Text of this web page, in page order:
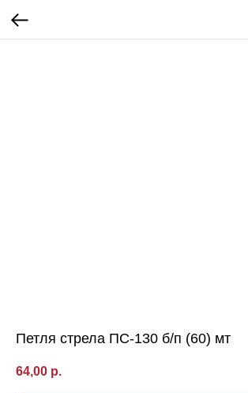
Петля стрела ПС-130 б/п (60) мт
64,00 р.